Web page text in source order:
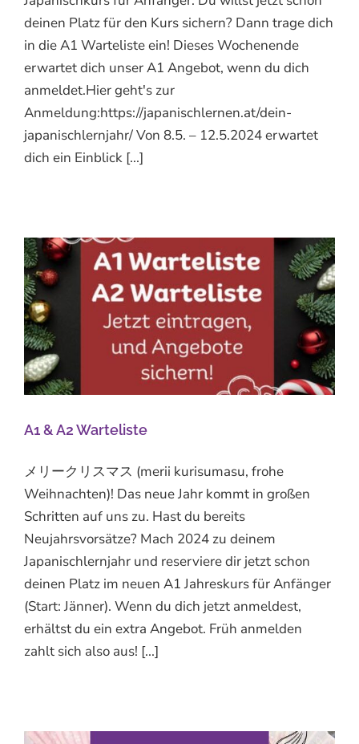
deinen Platz für den Kurs sichern? Dann trage dich
in die A1 Warteliste ein! Dieses Wochenende
erwartet dich unser A1 Angebot, wenn du dich
anmeldet.Hier geht's zur
Anmeldung:https://japanischlernen.at/dein-
japanischlernjahr/ Von 8.5. – 12.5.2024 erwartet
dich ein Einblick [...]
A1 & A2 Warteliste
メリークリスマス (merii kurisumasu, frohe
Weihnachten)! Das neue Jahr kommt in großen
Schritten auf uns zu. Hast du bereits
Neujahrsvorsätze? Mach 2024 zu deinem
Japanischlernjahr und reserviere dir jetzt schon
deinen Platz im neuen A1 Jahreskurs für Anfänger
(Start: Jänner). Wenn du dich jetzt anmeldest,
erhältst du ein extra Angebot. Früh anmelden
zahlt sich also aus! [...]